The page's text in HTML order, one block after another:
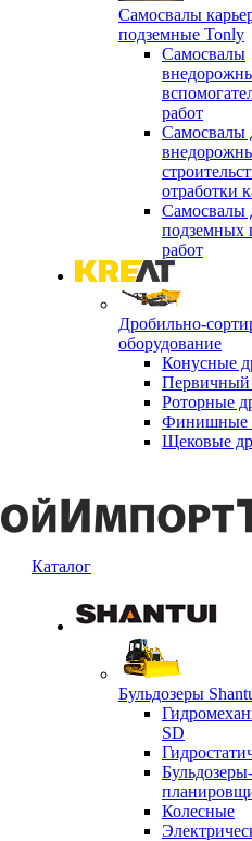
Самосвалы
подземные Tonly
Самосвалы
работ
Самосвалы
отработки
Самосвалы
подземных
работ
Дробильно-
оборудование
Конусные
Первичный
Роторные
Финишные
Щековые
Каталог
Бульдозеры
SD
Бульдозеры-
Колесные